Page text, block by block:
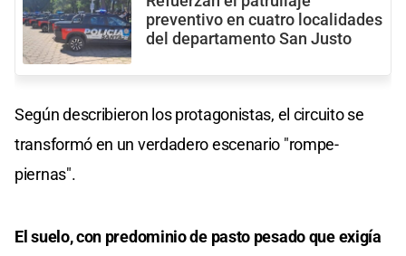
preventivo en cuatro localidades
del departamento San Justo
Según describieron los protagonistas, el circuito se
transformó en un verdadero escenario "rompe-
piernas".
El suelo, con predominio de pasto pesado que exigía